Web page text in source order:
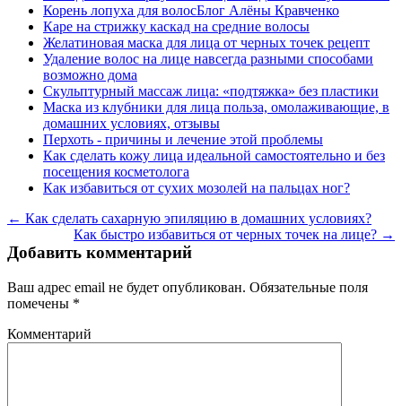
Корень лопуха для волосБлог Алёны Кравченко
Каре на стрижку каскад на средние волосы
Желатиновая маска для лица от черных точек рецепт
Удаление волос на лице навсегда разными способами
возможно дома
Скульптурный массаж лица: «подтяжка» без пластики
Маска из клубники для лица польза, омолаживающие, в
домашних условиях, отзывы
Перхоть - причины и лечение этой проблемы
Как сделать кожу лица идеальной самостоятельно и без
посещения косметолога
Как избавиться от сухих мозолей на пальцах ног?
← Как сделать сахарную эпиляцию в домашних условиях?
Как быстро избавиться от черных точек на лице? →
Добавить комментарий
Ваш адрес email не будет опубликован. Обязательные поля
помечены *
Комментарий